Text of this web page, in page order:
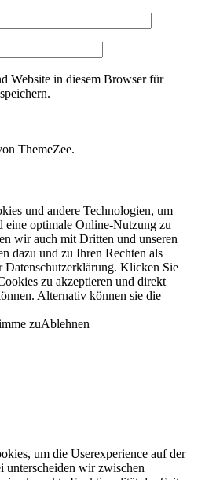
Website in diesem Browser für
ThemeZee.
und andere Technologien, um
eine optimale Online-Nutzung zu
wir auch mit Dritten und unseren
dazu und zu Ihren Rechten als
Datenschutzerklärung. Klicken Sie
zu akzeptieren und direkt
Alternativ können sie die
zuAblehnen
um die Userexperience auf der
unterscheiden wir zwischen